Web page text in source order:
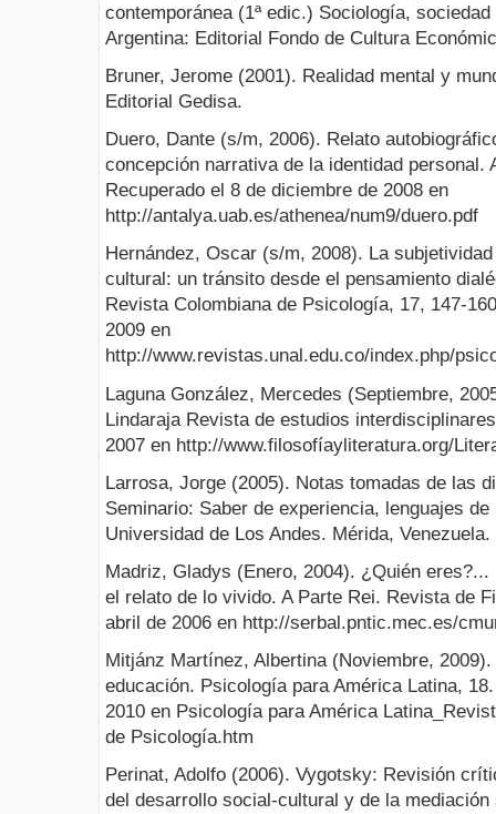
contemporánea (1ª edic.) Sociología,
Argentina: Editorial Fondo de Cultura
Bruner, Jerome (2001). Realidad mental y
Editorial Gedisa.
Duero, Dante (s/m, 2006). Relato
concepción narrativa de la identidad personal.
Recuperado el 8 de diciembre de 2008 en
http://antalya.uab.es/athenea/num9/duero.pdf
Hernández, Oscar (s/m, 2008). La
cultural: un tránsito desde el pensamiento
Revista Colombiana de Psicología, 17, 147-
2009 en
http://www.revistas.unal.edu.co/index.php/
Laguna González, Mercedes (Septiembre,
Lindaraja Revista de estudios
2007 en http://www.filosofíayliteratura.org/
Larrosa, Jorge (2005). Notas tomadas de las
Seminario: Saber de experiencia, lenguajes
Universidad de Los Andes. Mérida, Venezuela.
Madriz, Gladys (Enero, 2004). ¿Quién
el relato de lo vivido. A Parte Rei. Revista de
abril de 2006 en http://serbal.pntic.mec.es/
Mitjánz Martínez, Albertina (Noviembre,
educación. Psicología para América Latina,
2010 en Psicología para América
de Psicología.htm
Perinat, Adolfo (2006). Vygotsky: Revisión
del desarrollo social-cultural y de la